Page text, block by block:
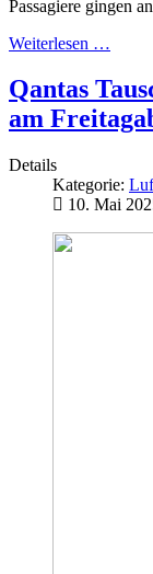
Passagiere gingen
Weiterlesen …
Qantas
am
Details
Kategorie:
10. Mai